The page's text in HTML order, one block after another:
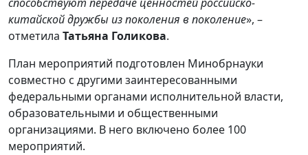
китайской дружбы из поколения в поколение», –
отметила Татьяна Голикова.
План мероприятий подготовлен Минобрнауки
совместно с другими заинтересованными
федеральными органами исполнительной власти,
образовательными и общественными
организациями. В него включено более 100
мероприятий.